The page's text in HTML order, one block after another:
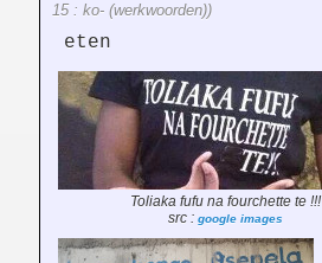
15 : ko- (werkwoorden))
eten
Toliaka fufu na fourchette te !!!
src : google images